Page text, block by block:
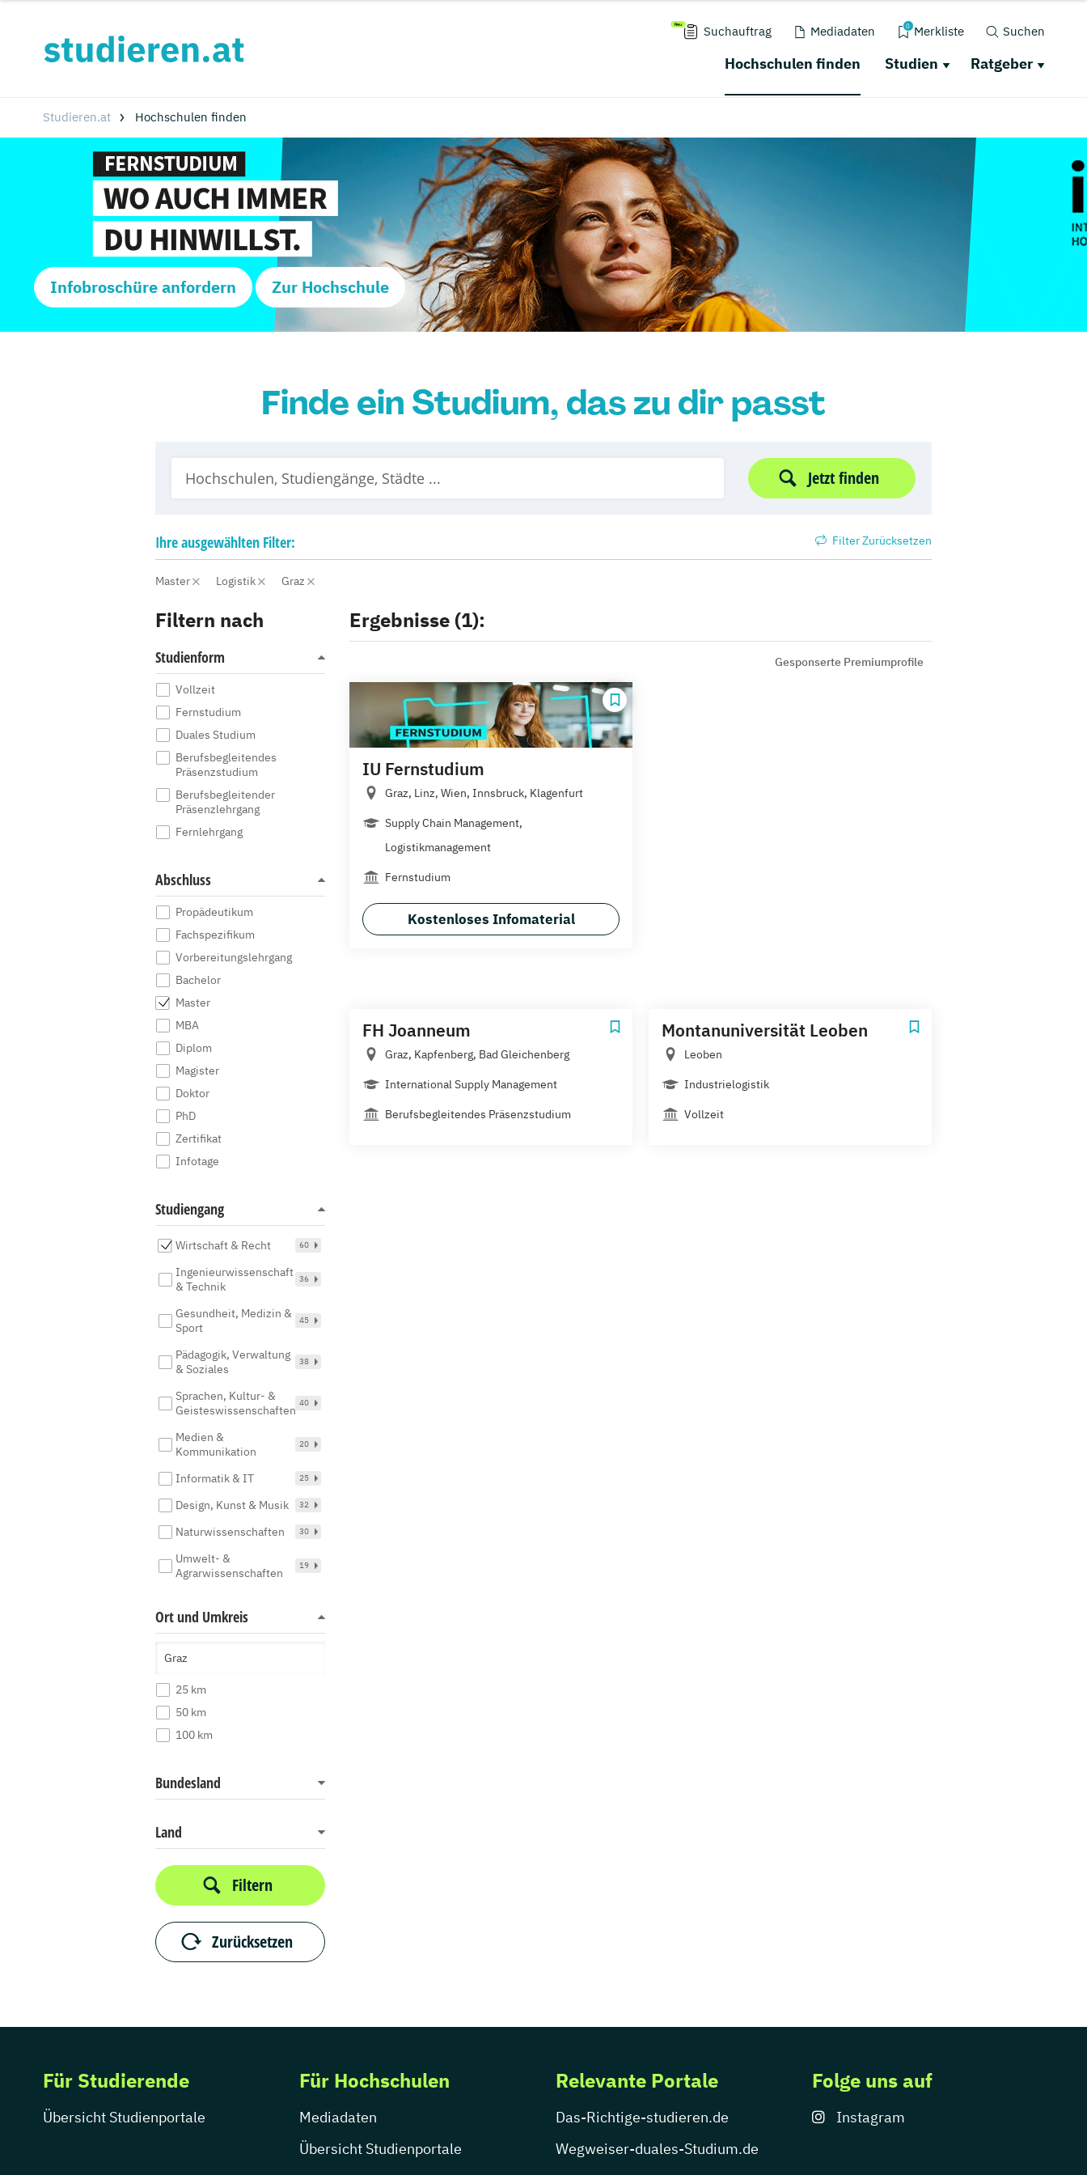
Suchauftrag Mediadaten 0 Merkliste Suchen
Hochschulen finden Studien Ratgeber
Studieren.at Hochschulen finden
Infobroschüre anfordern Zur Hochschule
Finde ein Studium, das zu dir passt
Jetzt finden
Ihreausgewählten Filter: Filter Zurücksetzen
Master Logistik Graz
Filtern nach
Studienform
Vollzeit
Fernstudium
Duales Studium
Berufsbegleitendes
Präsenzstudium
Berufsbegleitender
Präsenzlehrgang
Fernlehrgang
Abschluss
Propädeutikum
Fachspezifikum
Vorbereitungslehrgang
Bachelor
Master
MBA
Diplom
Magister
Doktor
PhD
Zertifikat
Infotage
Studiengang
Wirtschaft & Recht 60
Ingenieurwissenschaft
& Technik
36
Gesundheit, Medizin &
Sport
45
Pädagogik, Verwaltung
& Soziales
38
Sprachen, Kultur- &
Geisteswissenschaften
40
Medien &
Kommunikation
20
Informatik & IT 25
Design, Kunst & Musik 32
Naturwissenschaften 30
Umwelt- &
Agrarwissenschaften
19
Ort und Umkreis
25 km
50 km
100 km
Bundesland
Land
Filtern
Zurücksetzen
Ergebnisse (1):
Gesponserte Premiumprofile
IU Fernstudium
Graz, Linz, Wien, Innsbruck, Klagenfurt
Supply Chain Management,
Logistikmanagement
Fernstudium
Kostenloses Infomaterial
FH Joanneum
Graz, Kapfenberg, Bad Gleichenberg
International Supply Management
Berufsbegleitendes Präsenzstudium
Montanuniversität Leoben
Leoben
Industrielogistik
Vollzeit
Für Studierende
Übersicht Studienportale
Für Hochschulen
Mediadaten
Übersicht Studienportale
Relevante Portale
Das-Richtige-studieren.de
Wegweiser-duales-Studium.de
Folge uns auf
Instagram